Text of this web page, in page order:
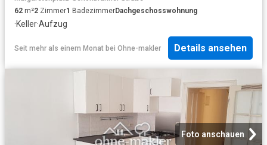
62 m²2 Zimmer1 BadezimmerDachgeschosswohnung
·Keller·Aufzug
Seit mehr als einem Monat bei Ohne-makler Details ansehen
Foto anschauen